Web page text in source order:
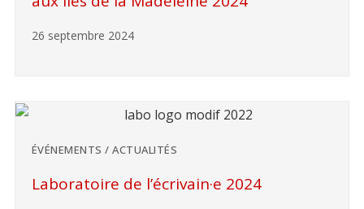
26 septembre 2024
ÉVÉNEMENTS / ACTUALITÉS
Laboratoire de l’écrivain·e 2024